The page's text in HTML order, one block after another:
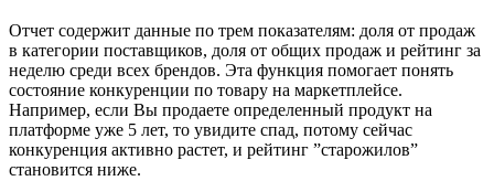
Отчет содержит данные по трем показателям: доля от продаж
в категории поставщиков, доля от общих продаж и рейтинг за
неделю среди всех брендов. Эта функция помогает понять
состояние конкуренции по товару на маркетплейсе.
Например, если Вы продаете определенный продукт на
платформе уже 5 лет, то увидите спад, потому сейчас
конкуренция активно растет, и рейтинг ”старожилов”
становится ниже.